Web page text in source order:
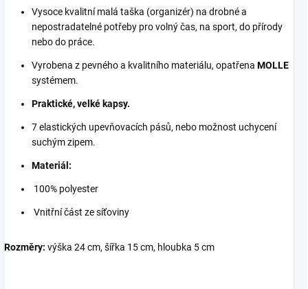
Vysoce kvalitní malá taška (organizér) na drobné a
nepostradatelné potřeby pro volný čas, na sport, do přírody
nebo do práce.
Vyrobena z pevného a kvalitního materiálu, opatřena MOLLE
systémem.
Praktické, velké kapsy.
7 elastických upevňovacích pásů, nebo možnost uchycení
suchým zipem.
Materiál:
100% polyester
Vnitřní část ze síťoviny
Rozměry: výška 24 cm, šířka 15 cm, hloubka 5 cm